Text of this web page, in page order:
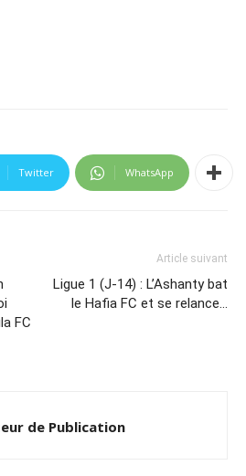
Twitter WhatsApp
FC
Article suivant
Ligue 1 (J-14) : L’Ashanty bat
le Hafia FC et se relance…
de Publication